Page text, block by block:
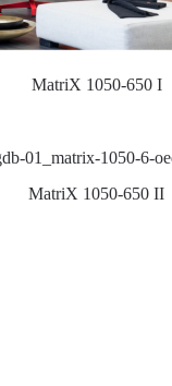
MatriX 1050-650 I
MatriX 1050-650 II